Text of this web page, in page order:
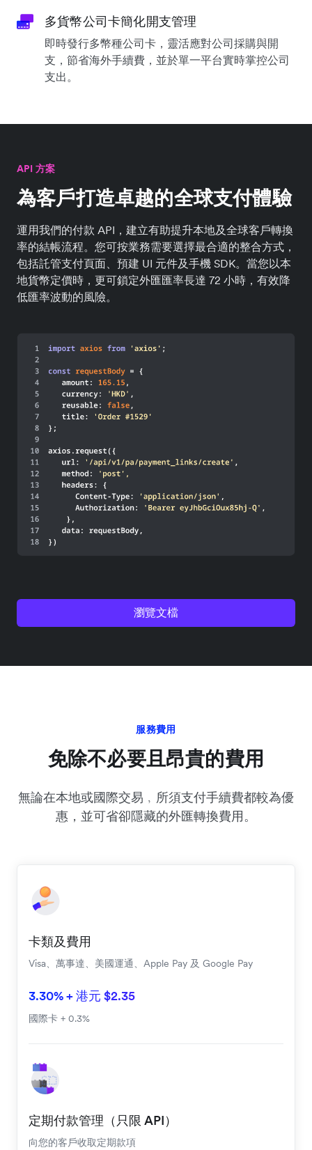
多貨幣公司卡簡化開支管理
即時發行多幣種公司卡，靈活應對公司採購與開
支，節省海外手續費，並於單一平台實時掌控公司
支出。
API 方案
為客戶打造卓越的全球支付體驗
運用我們的付款 API，建立有助提升本地及全球客戶轉換
率的結帳流程。您可按業務需要選擇最合適的整合方式，
包括託管支付頁面、預建 UI 元件及手機 SDK。當您以本
地貨幣定價時，更可鎖定外匯匯率長達 72 小時，有效降
低匯率波動的風險。
瀏覽文檔
服務費用
免除不必要且昂貴的費用
無論在本地或國際交易﹐所須支付手續費都較為優
惠，並可省卻隱藏的外匯轉換費用。
卡類及費用
Visa、萬事達、美國運通、Apple Pay 及 Google Pay
3.30% + 港元 $2.35
國際卡 + 0.3%
定期付款管理（只限 API）
向您的客戶收取定期款項